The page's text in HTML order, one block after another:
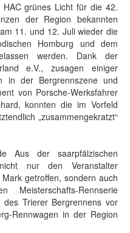
grünes Licht für die 42.
der Region bekannten
11. und 12. Juli wieder die
Homburg und dem
werden. Dank der
e.V., zusagen einiger
in der Bergrennszene und
von Porsche-Werksfahrer
konnten die im Vorfeld
„zusammengekratzt“
Aus der saarpfälzischen
nur den Veranstalter
getroffen, sondern auch
Rennserie
Trierer Bergrennens vor
Rennwagen in der Region